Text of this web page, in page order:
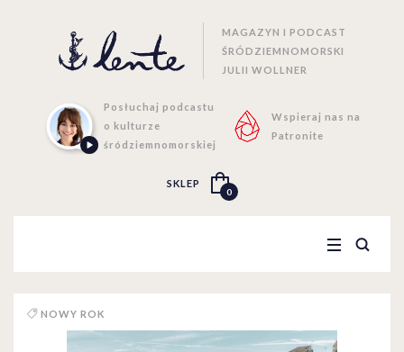
MAGAZYN I PODCAST
ŚRÓDZIEMNOMORSKI
JULII WOLLNER
Posłuchaj podcastu
o kulturze
śródziemnomorskiej
Wspieraj nas na
Patronite
SKLEP
0
NOWY ROK